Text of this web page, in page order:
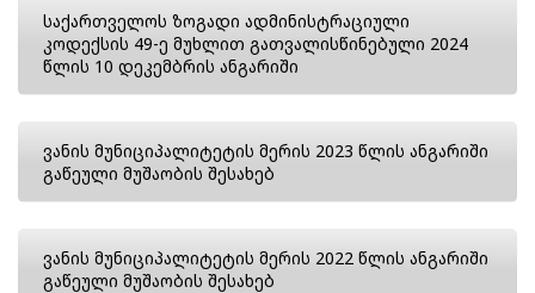
საქართველოს ზოგადი ადმინისტრაციული
კოდექსის 49-ე მუხლით გათვალისწინებული 2024
წლის 10 დეკემბრის ანგარიში
ვანის მუნიციპალიტეტის მერის 2023 წლის ანგარიში
გაწეული მუშაობის შესახებ
ვანის მუნიციპალიტეტის მერის 2022 წლის ანგარიში
გაწეული მუშაობის შესახებ